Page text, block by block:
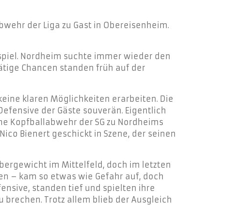
der Liga zu Gast in Obereisenheim.
Nordheim suchte immer wieder den
Chancen standen früh auf der
klaren Möglichkeiten erarbeiten. Die
der Gäste souverän. Eigentlich
Kopfballabwehr der SG zu Nordheims
Bienert geschickt in Szene, der seinen
im Mittelfeld, doch im letzten
– kam so etwas wie Gefahr auf, doch
standen tief und spielten ihre
brechen. Trotz allem blieb der Ausgleich